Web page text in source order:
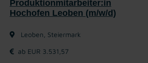
Produktionmitarbeiter:in
Hochofen Leoben (m/w/d)
Leoben, Steiermark
ab EUR 3.531,57